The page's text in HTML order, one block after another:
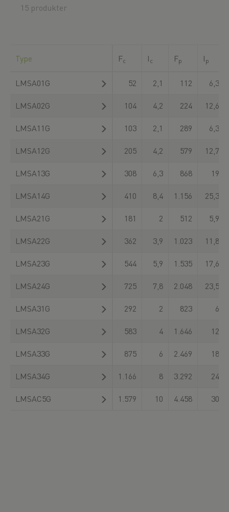
15 produkter
Type Fc I c Fp I p
LMSA01G 52 2,1 112 6,3
LMSA02G 104 4,2 224 12,6
LMSA11G 103 2,1 289 6,3
LMSA12G 205 4,2 579 12,7
LMSA13G 308 6,3 868 19
LMSA14G 410 8,4 1.156 25,3
LMSA21G 181 2 512 5,9
LMSA22G 362 3,9 1.023 11,8
LMSA23G 544 5,9 1.535 17,6
LMSA24G 725 7,8 2.048 23,5
LMSA31G 292 2 823 6
LMSA32G 583 4 1.646 12
LMSA33G 875 6 2.469 18
LMSA34G 1.166 8 3.292 24
LMSAC5G 1.579 10 4.458 30